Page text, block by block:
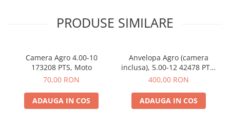
PRODUSE SIMILARE
Camera Agro 4.00-10
173208 PTS, Moto
70,00 RON
ADAUGA IN COS
Anvelopa Agro (camera
inclusa), 5.00-12 42478 PTS,
Moto
400,00 RON
ADAUGA IN COS